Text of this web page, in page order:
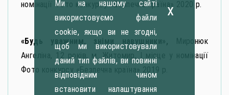
номінації Фото конкурсу «Безпечна країна» 2020 р.
«Будь уважним, зніми навушники», Миронюк
Ангеліна, 12 років, м. Житомир, І місце у номінації
Фото конкурсу «Безпечна країна» 2019 р.
Ми на нашому сайті
використовуємо файли
cookie, якщо ви не згодні,
щоб ми використовували
даний тип файлів, ви повинні
відповідним чином
встановити налаштування
x